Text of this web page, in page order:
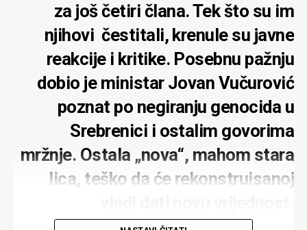
za još četiri člana. Tek što su im
njihovi čestitali, krenule su javne
reakcije i kritike. Posebnu pažnju
dobio je ministar Jovan Vučurović
poznat po negiranju genocida u
Srebrenici i ostalim govorima
mržnje. Ostala „nova“, mahom stara
lica, teško da će rekonstruisanoj